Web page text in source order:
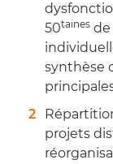
50taines de
synthèse
projets